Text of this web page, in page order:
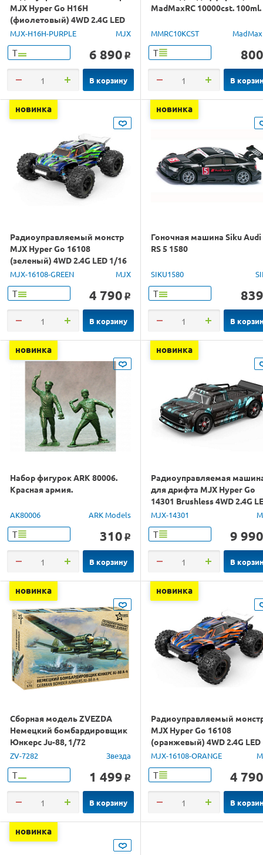
MJX Hyper Go H16H
(фиолетовый) 4WD 2.4G LED
GPS 1/16 RTR
MJX-H16H-PURPLE MJX
Т 6 890 o
В корзину
MadMaxRC 10000cst. 100ml.
MMRC10KCST
Т 800
В
новинка
Радиоуправляемый монстр
MJX Hyper Go 16108
(зеленый) 4WD 2.4G LED 1/16
RTR
MJX-16108-GREEN MJX
Т 4 790 o
В корзину
новинка
Гоночная машина Siku Audi
RS 5 1580
SIKU1580
Т 839
В
новинка
Набор фигурок ARK 80006.
Красная армия.
AK80006 ARK Models
Т 310 o
В корзину
новинка
Радиоуправляемая
для дрифта MJX Hyper Go
14301 Brushless 4WD 2.4G
1/14 RTR
MJX-14301
Т 9 990
В
новинка
Сборная модель ZVEZDA
Немецкий бомбардировщик
Юнкерс Ju-88, 1/72
ZV-7282 Звезда
Т 1 499 o
В корзину
новинка
Радиоуправляемый
MJX Hyper Go 16108
(оранжевый) 4WD 2.4G LED
1/16 RTR
MJX-16108-ORANGE
Т 4 790
В
новинка